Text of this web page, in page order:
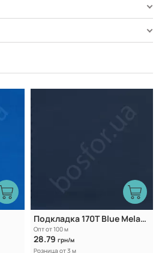
Подкладка 170T Blue Melancholy
Опт от 100 м
28.79 грн/м
Розница от 3 м